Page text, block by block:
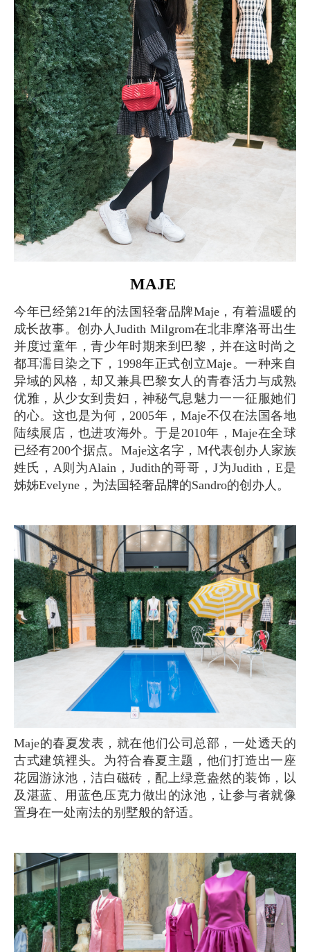
MAJE
今年已经第21年的法国轻奢品牌Maje，有着温暖的
成长故事。创办人Judith Milgrom在北非摩洛哥出生
并度过童年，青少年时期来到巴黎，并在这时尚之
都耳濡目染之下，1998年正式创立Maje。一种来自
异域的风格，却又兼具巴黎女人的青春活力与成熟
优雅，从少女到贵妇，神秘气息魅力一一征服她们
的心。这也是为何，2005年，Maje不仅在法国各地
陆续展店，也进攻海外。于是2010年，Maje在全球
已经有200个据点。Maje这名字，M代表创办人家族
姓氏，A则为Alain，Judith的哥哥，J为Judith，E是
姊姊Evelyne，为法国轻奢品牌的Sandro的创办人。
Maje的春夏发表，就在他们公司总部，一处透天的
古式建筑裡头。为符合春夏主题，他们打造出一座
花园游泳池，洁白磁砖，配上绿意盎然的装饰，以
及湛蓝、用蓝色压克力做出的泳池，让参与者就像
置身在一处南法的别墅般的舒适。